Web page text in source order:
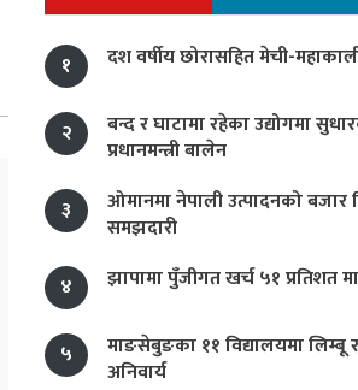
१ दश वर्षीय छोरासहित मेची-
२
बन्द र घाटामा रहेका उद्योगमा
प्रधानमन्त्री बालेन
३
ओमानमा नेपाली उत्पादनको बजार
समझदारी
४
झापामा पुँजीगत खर्च ५१ प्रतिशत
५
माङसेबुङका ११ विद्यालयमा लिम्बू
अनिवार्य